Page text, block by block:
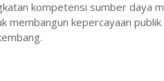
kompetensi sumber daya
membangun kepercayaan